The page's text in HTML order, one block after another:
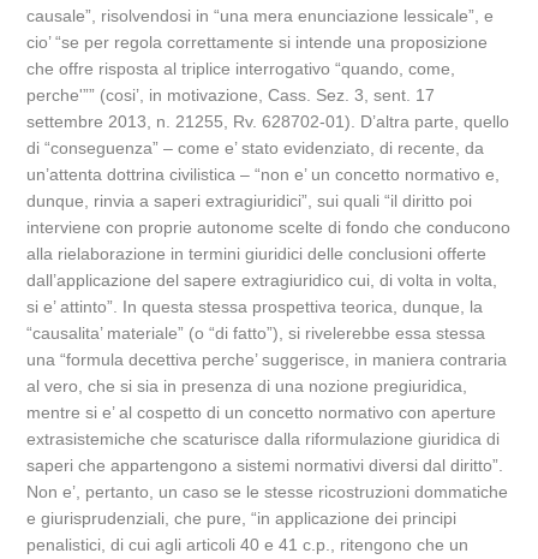
causale”, risolvendosi in “una mera enunciazione lessicale”, e
cio’ “se per regola correttamente si intende una proposizione
che offre risposta al triplice interrogativo “quando, come,
perche'”” (cosi’, in motivazione, Cass. Sez. 3, sent. 17
settembre 2013, n. 21255, Rv. 628702-01). D’altra parte, quello
di “conseguenza” – come e’ stato evidenziato, di recente, da
un’attenta dottrina civilistica – “non e’ un concetto normativo e,
dunque, rinvia a saperi extragiuridici”, sui quali “il diritto poi
interviene con proprie autonome scelte di fondo che conducono
alla rielaborazione in termini giuridici delle conclusioni offerte
dall’applicazione del sapere extragiuridico cui, di volta in volta,
si e’ attinto”. In questa stessa prospettiva teorica, dunque, la
“causalita’ materiale” (o “di fatto”), si rivelerebbe essa stessa
una “formula decettiva perche’ suggerisce, in maniera contraria
al vero, che si sia in presenza di una nozione pregiuridica,
mentre si e’ al cospetto di un concetto normativo con aperture
extrasistemiche che scaturisce dalla riformulazione giuridica di
saperi che appartengono a sistemi normativi diversi dal diritto”.
Non e’, pertanto, un caso se le stesse ricostruzioni dommatiche
e giurisprudenziali, che pure, “in applicazione dei principi
penalistici, di cui agli articoli 40 e 41 c.p., ritengono che un